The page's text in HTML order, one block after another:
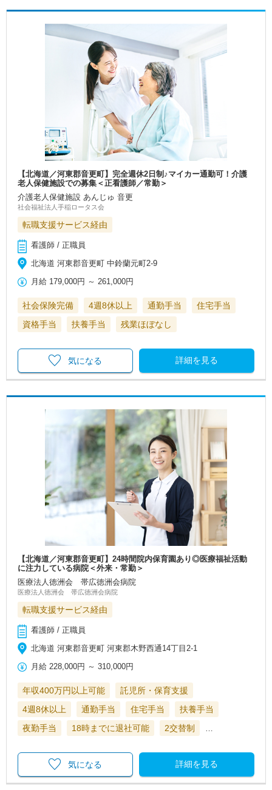
【北海道／河東郡音更町】完全週休2日制♪マイカー通勤可！介護
老人保健施設での募集＜正看護師／常勤＞
介護老人保健施設 あんじゅ 音更
社会福祉法人手稲ロータス会
転職支援サービス経由
看護師 / 正職員
北海道 河東郡音更町 中鈴蘭元町2‐9
月給 179,000円 ～ 261,000円
社会保険完備 4週8休以上 通勤手当
住宅手当
資格手当
扶養手当 残業ほぼなし
詳細を見る
気になる
【北海道／河東郡音更町】24時間院内保育園あり◎医療福祉活動
に注力している病院＜外来・常勤＞
医療法人徳洲会 帯広徳洲会病院
医療法人徳洲会 帯広徳洲会病院
転職支援サービス経由
看護師 / 正職員
北海道 河東郡音更町 河東郡木野西通14丁目2-1
月給 228,000円 ～310,000円
年収400万円以上可能
託児所・保育支援
4週8休以上
通勤手当 住宅手当
扶養手当
夜勤手当
18時までに退社可能 2交替制
詳細を見る
気になる